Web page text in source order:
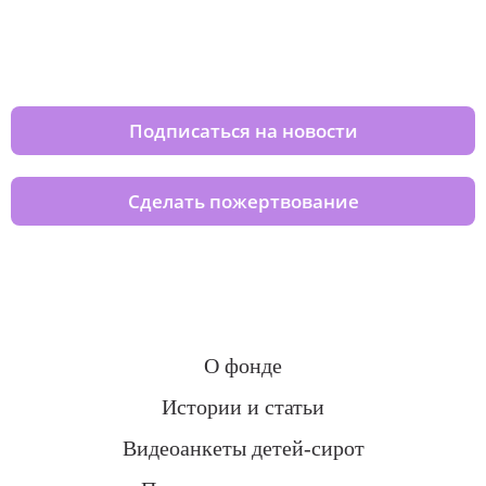
Подписаться на новости
Сделать пожертвование
О фонде
Истории и статьи
Видеоанкеты детей-сирот